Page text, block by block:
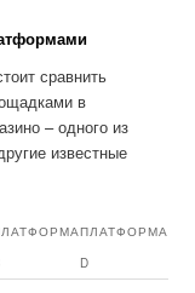
сравнить
в
– одного из
известные
ПЛАТФОРМА
D